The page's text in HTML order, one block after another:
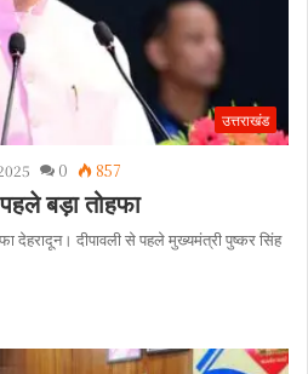
उत्तराखंड
0 857
बड़ा तोहफा
देहरादून। दीपावली से पहले मुख्यमंत्री पुष्कर सिंह